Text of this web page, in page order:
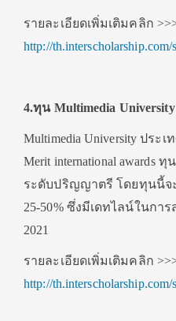
รายละเอียดเพิ่มเติมคลิก
http://
4.ทุน Multimedia University
Multimedia University ประ
Merit international awards
ระดับปริญญาตรี โดยทุนนี้จ
25-50% ซึ่งมีเดทไลน์ในกา
2021
รายละเอียดเพิ่มเติมคลิก
http://